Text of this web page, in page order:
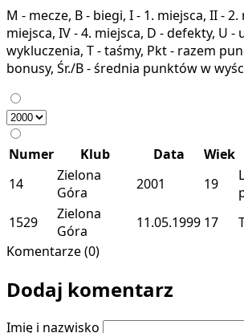
M - mecze, B - biegi, I - 1. miejsca, II - 2.
miejsca, IV - 4. miejsca, D - defekty, U -
wykluczenia, T - taśmy, Pkt - razem
bonusy, Śr./B - średnia punktów w
Numer Klub Data Wiek
14
Zielona
Góra
2001 19
1529
Zielona
Góra
11.05.1999 17
Komentarze (0)
Dodaj komentarz
Imię i nazwisko